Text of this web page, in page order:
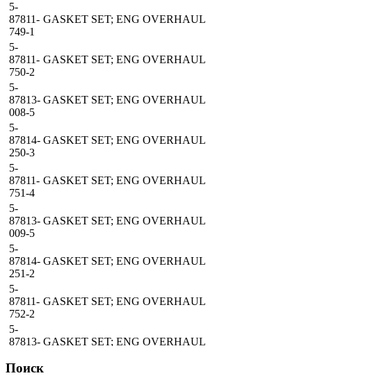
5-
87811-
749-1
GASKET SET; ENG OVERHAUL
5-
87811-
750-2
GASKET SET; ENG OVERHAUL
5-
87813-
008-5
GASKET SET; ENG OVERHAUL
5-
87814-
250-3
GASKET SET; ENG OVERHAUL
5-
87811-
751-4
GASKET SET; ENG OVERHAUL
5-
87813-
009-5
GASKET SET; ENG OVERHAUL
5-
87814-
251-2
GASKET SET; ENG OVERHAUL
5-
87811-
752-2
GASKET SET; ENG OVERHAUL
5-
87813- GASKET SET; ENG OVERHAUL
5-
Поиск